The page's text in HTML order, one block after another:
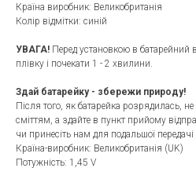
Країна виробник: Великобританія
Колір відмітки: синій
УВАГА! Перед установкою в батарейний
плівку і почекати 1 - 2 хвилини.
Здай батарейку - збережи природу!
Після того, як батарейка розрядилась,
сміттям, а здайте в пункт прийому
чи принесіть нам для подальшої передачі
Країна-виробник: Великобританія (UK)
Потужність: 1,45 V